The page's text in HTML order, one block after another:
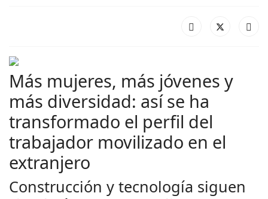
Más mujeres, más jóvenes y
más diversidad: así se ha
transformado el perfil del
trabajador movilizado en el
extranjero
Construcción y tecnología siguen